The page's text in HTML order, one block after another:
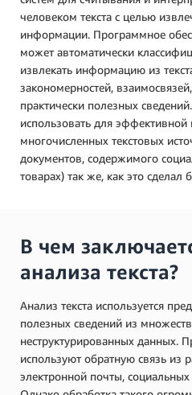
человеком текста с целью
информации. Программное
может автоматически
извлекать информацию из
закономерностей,
практически полезных
использовать для эффективной
многочисленных текстовых
документов, содержимого
товарах) так же, как это сделал
В чем
анализа текста?
Анализ текста используется
полезных сведений из
неструктурированных данных.
используют обратную связь из
электронной почты,